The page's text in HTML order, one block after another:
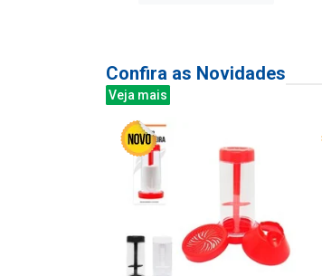
Confira as Novidades
Veja mais